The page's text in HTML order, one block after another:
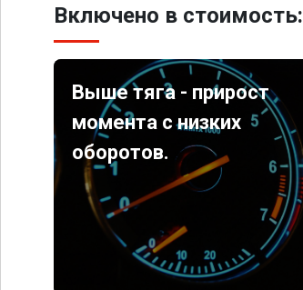
Включено в стоимость:
Выше тяга - прирост
момента с низких
оборотов.